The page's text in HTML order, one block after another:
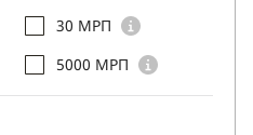
30 МРП
5000 МРП